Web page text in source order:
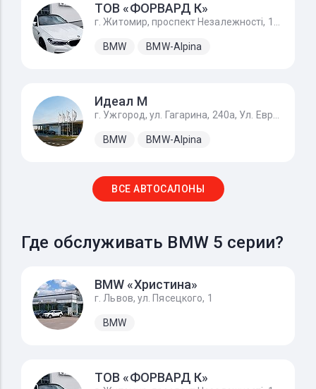
ТОВ «ФОРВАРД К»
BMW BMW-Alpina
Идеал М
BMW BMW-Alpina
ВСЕ АВТОСАЛОНЫ
Где обслуживать BMW 5 серии?
BMW «Христина»
г. Львов, ул. Пясецкого, 1
BMW
ТОВ «ФОРВАРД К»